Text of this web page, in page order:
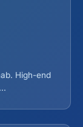
High-end